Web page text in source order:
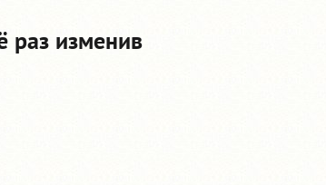
раз изменив